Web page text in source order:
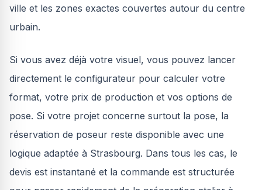
ville et les zones exactes couvertes autour du centre
urbain.
Si vous avez déjà votre visuel, vous pouvez lancer
directement le configurateur pour calculer votre
format, votre prix de production et vos options de
pose. Si votre projet concerne surtout la pose, la
réservation de poseur reste disponible avec une
logique adaptée à Strasbourg. Dans tous les cas, le
devis est instantané et la commande est structurée